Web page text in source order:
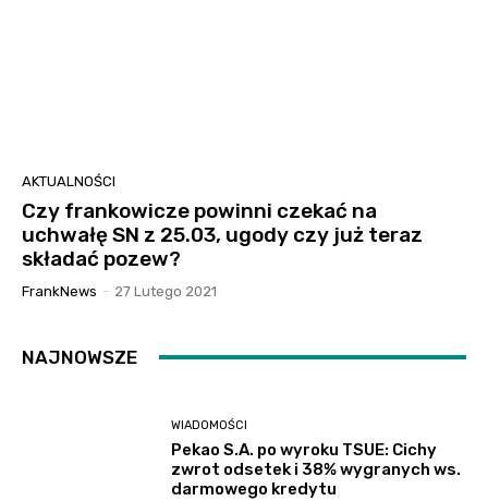
AKTUALNOŚCI
Czy frankowicze powinni czekać na
uchwałę SN z 25.03, ugody czy już teraz
składać pozew?
FrankNews - 27 Lutego 2021
NAJNOWSZE
WIADOMOŚCI
Pekao S.A. po wyroku TSUE: Cichy
zwrot odsetek i 38% wygranych ws.
darmowego kredytu